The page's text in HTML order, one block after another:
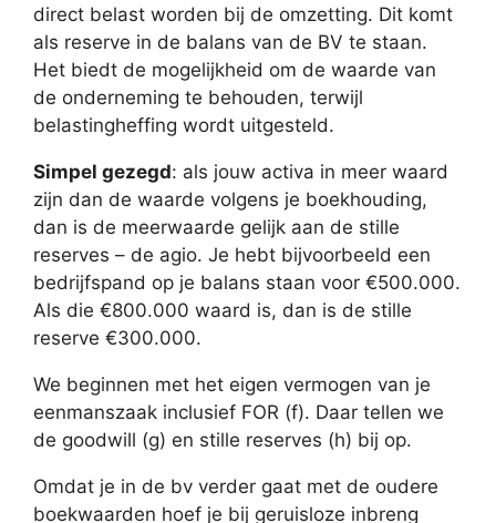
direct belast worden bij de omzetting. Dit komt
als reserve in de balans van de BV te staan.
Het biedt de mogelijkheid om de waarde van
de onderneming te behouden, terwijl
belastingheffing wordt uitgesteld.
Simpel gezegd: als jouw activa in meer waard
zijn dan de waarde volgens je boekhouding,
dan is de meerwaarde gelijk aan de stille
reserves – de agio. Je hebt bijvoorbeeld een
bedrijfspand op je balans staan voor €500.000.
Als die €800.000 waard is, dan is de stille
reserve €300.000.
We beginnen met het eigen vermogen van je
eenmanszaak inclusief FOR (f). Daar tellen we
de goodwill (g) en stille reserves (h) bij op.
Omdat je in de bv verder gaat met de oudere
boekwaarden hoef je bij geruisloze inbreng